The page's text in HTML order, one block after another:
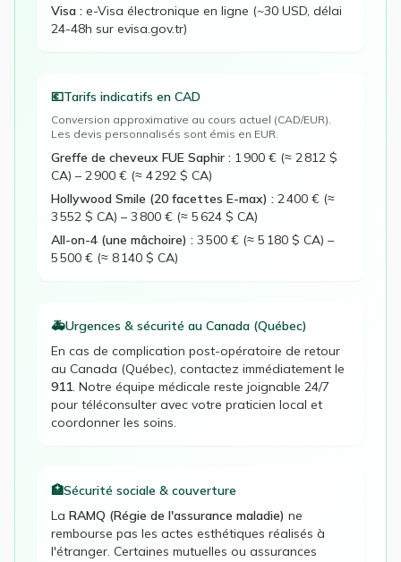
Visa : e-Visa électronique en ligne (~30 USD, délai
24-48h sur evisa.gov.tr)
💶Tarifs indicatifs en CAD
Conversion approximative au cours actuel (CAD/EUR).
Les devis personnalisés sont émis en EUR.
Greffe de cheveux FUE Saphir : 1 900 € (≈ 2 812 $
CA) – 2 900 € (≈ 4 292 $ CA)
Hollywood Smile (20 facettes E-max) : 2 400 € (≈
3 552 $ CA) – 3 800 € (≈ 5 624 $ CA)
All-on-4 (une mâchoire) : 3 500 € (≈ 5 180 $ CA) –
5 500 € (≈ 8 140 $ CA)
🚑Urgences & sécurité au Canada (Québec)
En cas de complication post-opératoire de retour
au Canada (Québec), contactez immédiatement le
911. Notre équipe médicale reste joignable 24/7
pour téléconsulter avec votre praticien local et
coordonner les soins.
🏥Sécurité sociale & couverture
La RAMQ (Régie de l'assurance maladie) ne
rembourse pas les actes esthétiques réalisés à
l'étranger. Certaines mutuelles ou assurances